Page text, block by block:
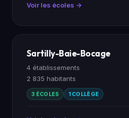
Voir les écoles →
Sartilly-Baie-Bocage
4 établissements
2 835 habitants
3 ÉCOLES 1 COLLÈGE